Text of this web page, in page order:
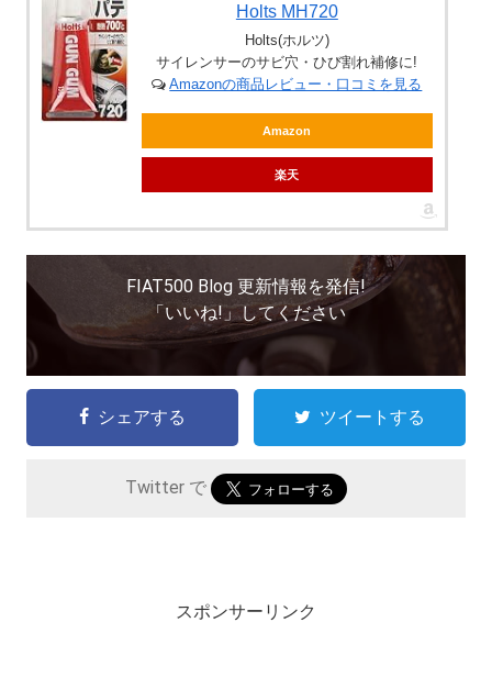
Holts MH720
Holts(ホルツ)
サイレンサーのサビ穴・ひび割れ補修に!
Amazonの商品レビュー・口コミを見る
Amazon
楽天
FIAT500 Blog 更新情報を発信!
「いいね!」してください
シェアする ツイートする
Twitter で
スポンサーリンク